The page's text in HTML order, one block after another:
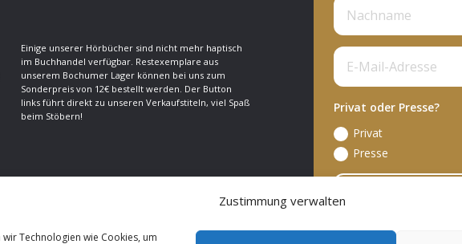
Zustimmung verwalten
Technologien wie Cookies, um
Einige unserer Hörbücher sind nicht mehr haptisch
im Buchhandel verfügbar. Restexemplare aus
unserem Bochumer Lager können bei uns zum
Sonderpreis von 12€ bestellt werden. Der Button
links führt direkt zu unseren Verkaufstiteln, viel Spaß
beim Stöbern!
Privat oder Presse?
Privat
Presse